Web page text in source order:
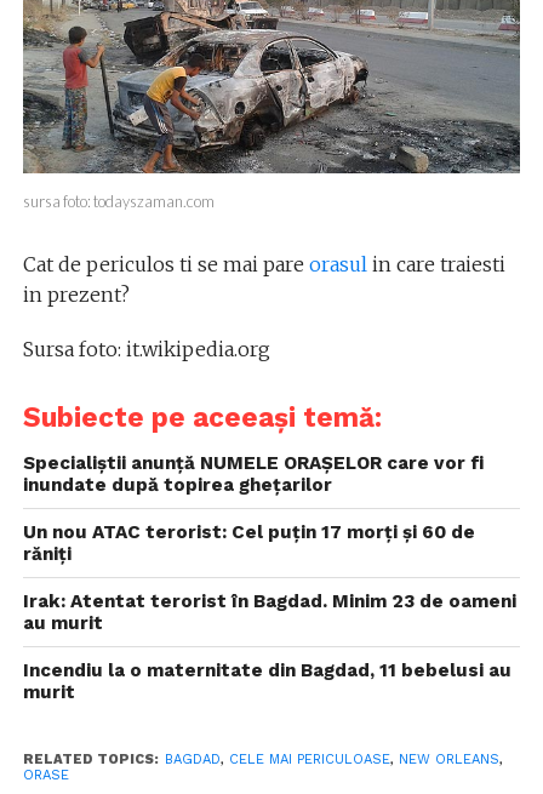
sursa foto: todayszaman.com
Cat de periculos ti se mai pare orasul in care traiesti
in prezent?
Sursa foto: it.wikipedia.org
Subiecte pe aceeași temă:
Specialiștii anunță NUMELE ORAȘELOR care vor fi
inundate după topirea ghețarilor
Un nou ATAC terorist: Cel puțin 17 morți și 60 de
răniți
Irak: Atentat terorist în Bagdad. Minim 23 de oameni
au murit
Incendiu la o maternitate din Bagdad, 11 bebelusi au
murit
RELATED TOPICS: BAGDAD, CELE MAI PERICULOASE, NEW ORLEANS,
ORASE